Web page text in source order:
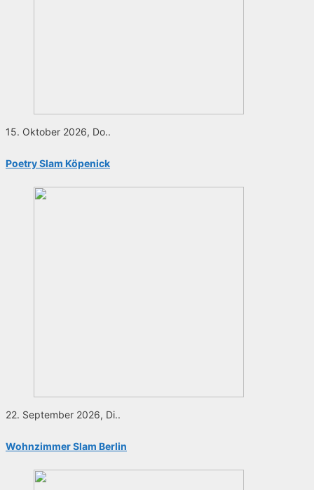
15. Oktober 2026, Do..
Poetry Slam Köpenick
22. September 2026, Di..
Wohnzimmer Slam Berlin